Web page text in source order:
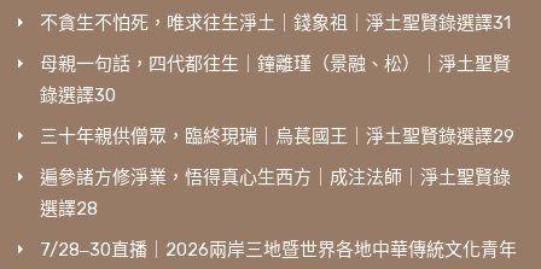
不貪生不怕死，唯求往生淨土｜錢象祖｜淨土聖賢錄選譯31
母親一句話，四代都往生｜鐘離瑾（景融、松）｜淨土聖賢
錄選譯30
三十年親供僧眾，臨終現瑞｜烏萇國王｜淨土聖賢錄選譯29
遍參諸方修淨業，悟得真心生西方｜成注法師｜淨土聖賢錄
選譯28
7/28‒30直播｜2026兩岸三地暨世界各地中華傳統文化青年